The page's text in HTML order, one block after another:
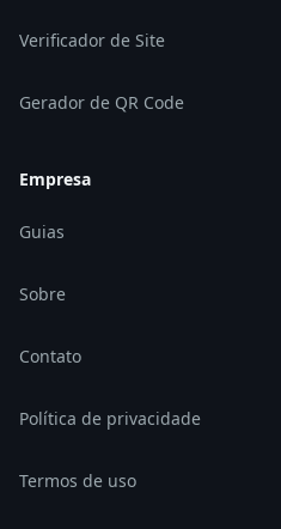
Verificador de Site
Gerador de QR Code
Empresa
Guias
Sobre
Contato
Política de privacidade
Termos de uso